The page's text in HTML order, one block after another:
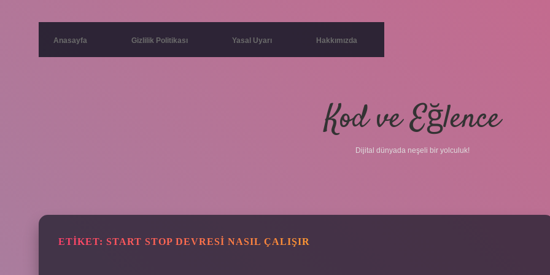
Anasayfa Gizlilik Politikası Yasal Uyarı Hakkımızda
Kod ve Eğlence
Dijital dünyada neşeli bir yolculuk!
ETIKET: START STOP DEVRESI NASIL ÇALIŞIR